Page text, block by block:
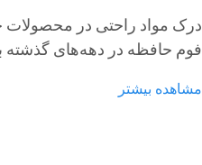
درک مواد راحتی در
فوم حافظه در دهه‌های گذشته
محصولات نشیمن تبدیل شده
مشاهده بیشتر